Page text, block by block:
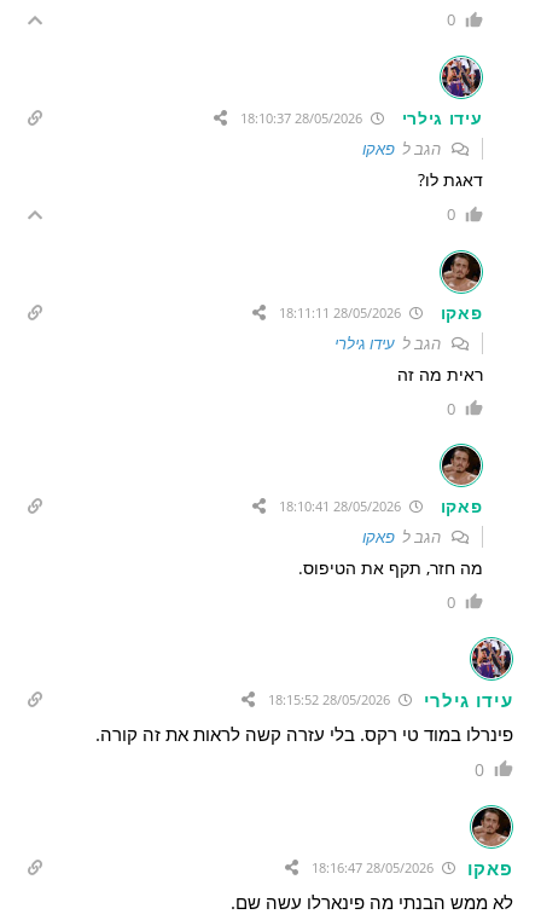
0
עידו גילרי 28/05/2026 18:10:37
הגב לפאקו
דאגת לו?
0
פאקו 28/05/2026 18:11:11
הגב לעידו גילרי
ראית מה זה
0
פאקו 28/05/2026 18:10:41
הגב לפאקו
מה חזר, תקף את הטיפוס.
0
עידו גילרי 28/05/2026 18:15:52
פינרלו במוד טי רקס. בלי עזרה קשה לראות את זה קורה.
0
פאקו 28/05/2026 18:16:47
לא ממש הבנתי מה פינארלו עשה שם.